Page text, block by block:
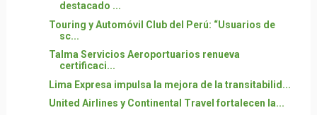
destacado ...
Touring y Automóvil Club del Perú: “Usuarios de
sc...
Talma Servicios Aeroportuarios renueva
certificaci...
Lima Expresa impulsa la mejora de la transitabilid...
United Airlines y Continental Travel fortalecen la...